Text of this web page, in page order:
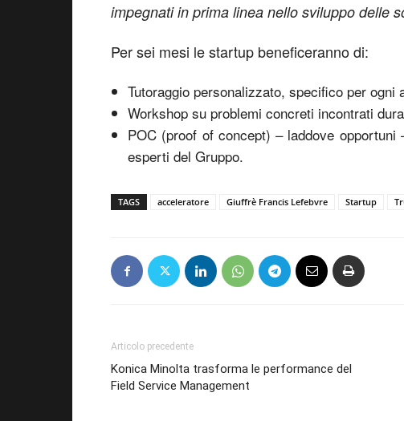
impegnati in prima linea nello sviluppo delle
Per sei mesi le startup beneficeranno di:
Tutoraggio personalizzato, specifico per ogni
Workshop su problemi concreti incontrati
POC (proof of concept) – laddove
esperti del Gruppo.
TAGS acceleratore Giuffrè Francis Lefebvre Startup
Articolo precedente
Konica Minolta trasforma le performance del
Field Service Management